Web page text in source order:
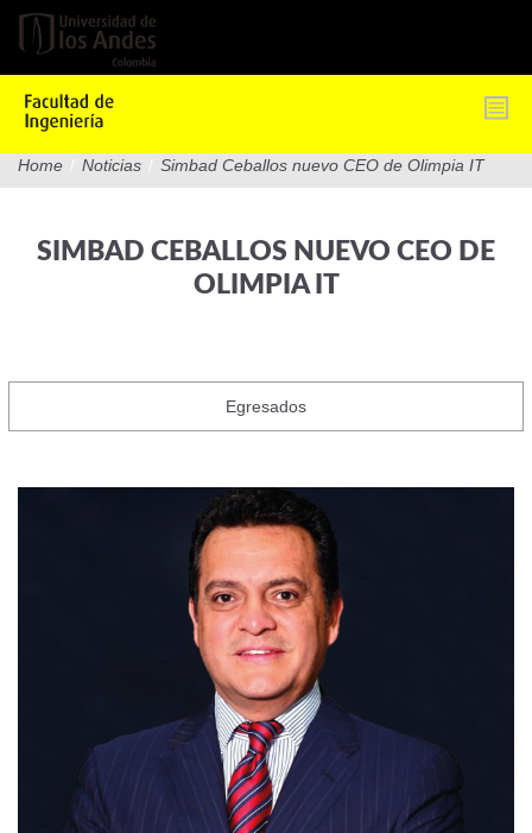
Pasar
contenido
Home / Noticias / Simbad Ceballos nuevo CEO de Olimpia IT
SIMBAD CEBALLOS NUEVO CEO DE
OLIMPIA IT
Egresados